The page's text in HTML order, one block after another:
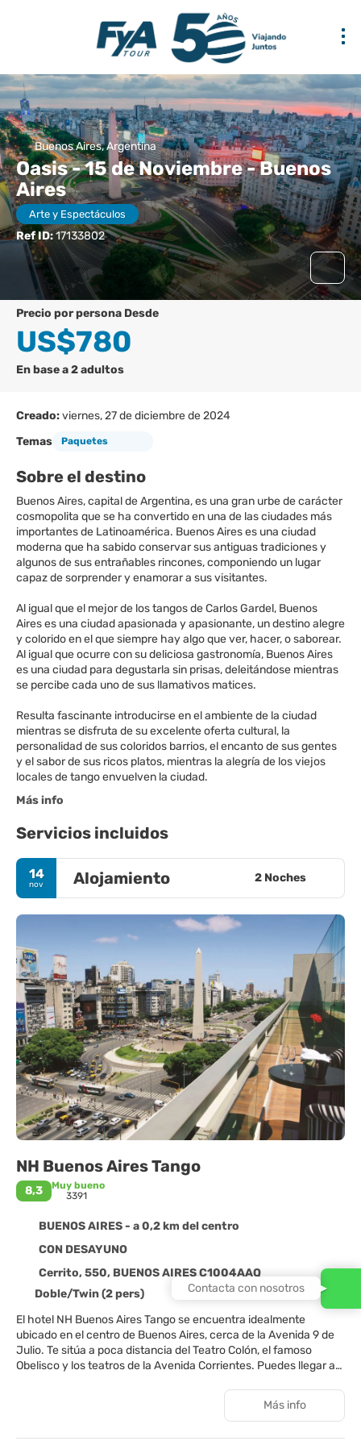
Buenos Aires, Argentina
Oasis - 15 de Noviembre - Buenos
Aires
Arte y Espectáculos
Ref ID:17133802
precio por persona Desde
US$780
En base a 2 adultos
Creado:viernes, 27 de diciembre de 2024
Temas
Paquetes
Sobre el destino
Buenos Aires, capital de Argentina, es una gran urbe de carácter
cosmopolita que se ha convertido en una de las ciudades más
importantes de Latinoamérica. Buenos Aires es una ciudad
moderna que ha sabido conservar sus antiguas tradiciones y
algunos de sus entrañables rincones, componiendo un lugar
capaz de sorprender y enamorar a sus visitantes.
Al igual que el mejor de los tangos de Carlos Gardel, Buenos
Aires es una ciudad apasionada y apasionante, un destino alegre
y colorido en el que siempre hay algo que ver, hacer, o saborear.
Al igual que ocurre con su deliciosa gastronomía, Buenos Aires
es una ciudad para degustarla sin prisas, deleitándose mientras
se percibe cada uno de sus llamativos matices.
Resulta fascinante introducirse en el ambiente de la ciudad
mientras se disfruta de su excelente oferta cultural, la
personalidad de sus coloridos barrios, el encanto de sus gentes
y el sabor de sus ricos platos, mientras la alegría de los viejos
locales de tango envuelven la ciudad.
Más info
Servicios incluidos
14
nov Alojamiento 2 Noches
NH Buenos Aires Tango
8,3
Muy bueno
3391
BUENOS AIRES - a 0,2 km del centro
CON DESAYUNO
Cerrito, 550, BUENOS AIRES C1004AAQ
Doble/Twin (2 pers)
El hotel NH Buenos Aires Tango se encuentra idealmente
ubicado en el centro de Buenos Aires, cerca de la Avenida 9 de
Julio. Te sitúa a poca distancia del Teatro Colón, el famoso
Obelisco y los teatros de la Avenida Corrientes. Puedes llegar a
tiendas, bares y restaurantes, mientras que el Centro de
Convenciones Sheraton está a solo 700 metros. El hotel
gran ciudad, ya que hay una estación de metro y una parada de
Más info
Contacta con nosotros